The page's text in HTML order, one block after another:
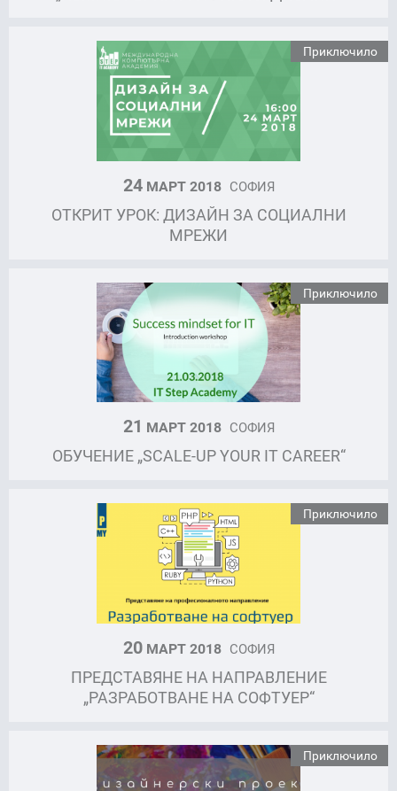
Приключило
24МАРТ 2018 СОФИЯ
ОТКРИТ УРОК: ДИЗАЙН ЗА СОЦИАЛНИ
МРЕЖИ
Приключило
21 МАРТ 2018 СОФИЯ
ОБУЧЕНИЕ „SCALE-UP YOUR IT CAREER“
Приключило
20МАРТ 2018 СОФИЯ
ПРЕДСТАВЯНЕ НА НАПРАВЛЕНИЕ
„РАЗРАБОТВАНЕ НА СОФТУЕР“
Приключило